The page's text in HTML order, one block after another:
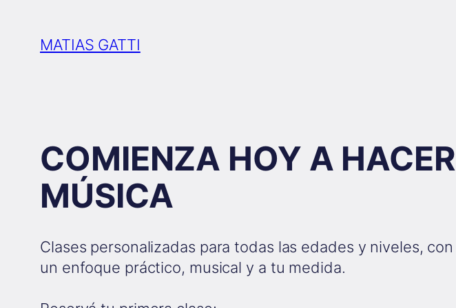
contenido
MATIAS GATTI
COMIENZA HOY A HACER
MÚSICA
Clases personalizadas para todas las edades y niveles, con
un enfoque práctico, musical y a tu medida.